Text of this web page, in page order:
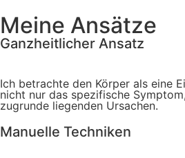
Meine Ansätze
Ganzheitlicher Ansatz
Ich betrachte den Körper als eine
nicht nur das spezifische
zugrunde liegenden Ursachen.
Manuelle Techniken